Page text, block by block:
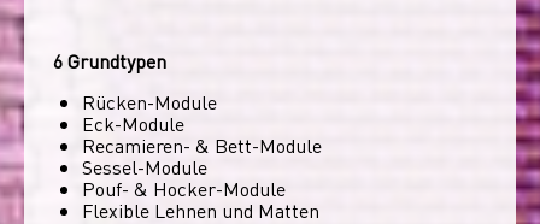
6 Grundtypen
Rücken-Module
Eck-Module
Recamieren- & Bett-Module
Sessel-Module
Pouf- & Hocker-Module
Flexible Lehnen und Matten